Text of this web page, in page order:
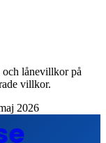
lånevillkor på
villkor.
2026